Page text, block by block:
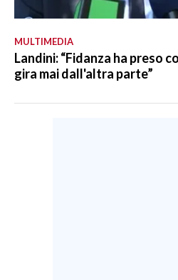
MULTIMEDIA
Landini: “Fidanza ha preso
gira mai dall'altra parte”